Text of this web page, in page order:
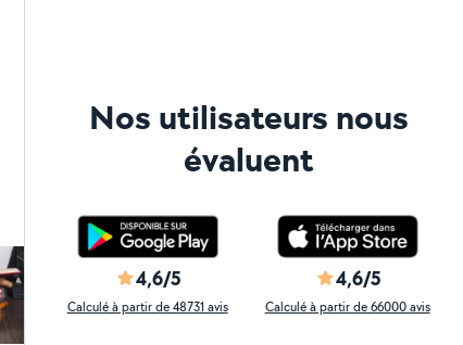
Nos utilisateurs nous
évaluent
4,6/5
Calculé à partir de 48731 avis
4,6/5
Calculé à partir de 66000 avis